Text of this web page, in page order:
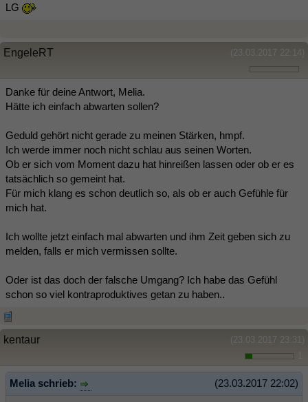
LG
(23.03.2017 22:14)
EngeleRT
Danke für deine Antwort, Melia.
Hätte ich einfach abwarten sollen?
Geduld gehört nicht gerade zu meinen Stärken, hmpf.
Ich werde immer noch nicht schlau aus seinen Worten.
Ob er sich vom Moment dazu hat hinreißen lassen oder ob er es
tatsächlich so gemeint hat.
Für mich klang es schon deutlich so, als ob er auch Gefühle für
mich hat.
Ich wollte jetzt einfach mal abwarten und ihm Zeit geben sich zu
melden, falls er mich vermissen sollte.
Oder ist das doch der falsche Umgang? Ich habe das Gefühl
schon so viel kontraproduktives getan zu haben..
(23.03.2017 23:31)
kentaur
(23.03.2017 22:02)
Melia schrieb: